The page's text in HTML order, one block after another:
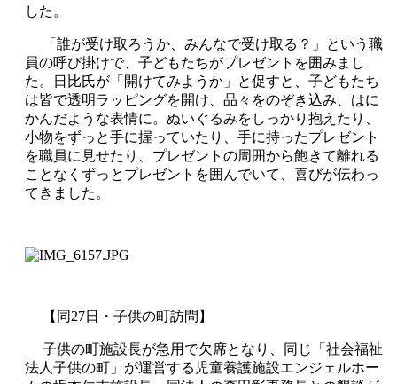
した。
「誰が受け取ろうか、みんなで受け取る？」という職
員の呼び掛けで、子どもたちがプレゼントを囲みまし
た。日比氏が「開けてみようか」と促すと、子どもたち
は皆で透明ラッピングを開け、品々をのぞき込み、はに
かんだような表情に。ぬいぐるみをしっかり抱えたり、
小物をずっと手に握っていたり、手に持ったプレゼント
を職員に見せたり、プレゼントの周囲から飽きて離れる
ことなくずっとプレゼントを囲んでいて、喜びが伝わっ
てきました。
【同27日・子供の町訪問】
子供の町施設長が急用で欠席となり、同じ「社会福祉
法人子供の町」が運営する児童養護施設エンジェルホー